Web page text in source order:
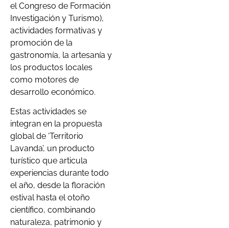
el Congreso de Formación
Investigación y Turismo),
actividades formativas y
promoción de la
gastronomía, la artesanía y
los productos locales
como motores de
desarrollo económico.
Estas actividades se
integran en la propuesta
global de ‘Territorio
Lavanda’, un producto
turístico que articula
experiencias durante todo
el año, desde la floración
estival hasta el otoño
científico, combinando
naturaleza, patrimonio y